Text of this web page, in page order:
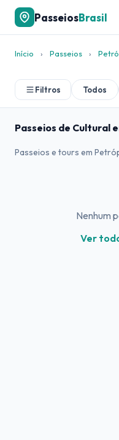
PasseiosBrasil
Início › Passeios ›
Filtros Todos
Passeios de Cultural
Passeios e tours em
Nenhum
Ver